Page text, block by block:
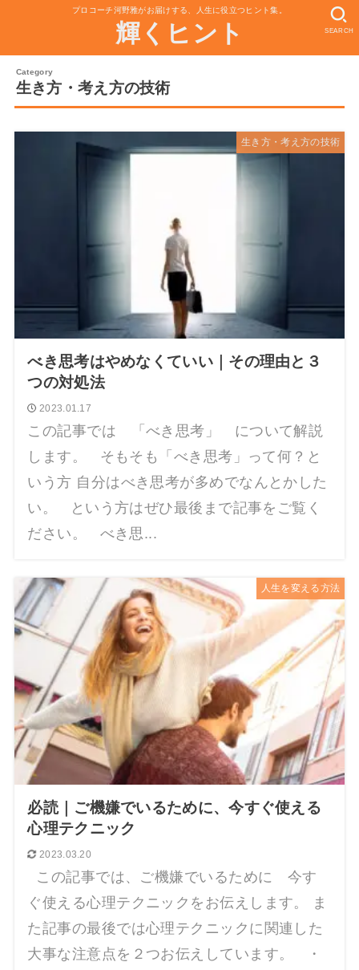
プロコーチ河野雅がお届けする、人生に役立つヒント集。
輝くヒント SEARCH
生き方・考え方の技術
生き方・考え方の技術
べき思考はやめなくていい｜その理由と３
つの対処法
2023.01.17
この記事では 「べき思考」 について解説
します。 そもそも「べき思考」って何？と
いう方 自分はべき思考が多めでなんとかした
い。 という方はぜひ最後まで記事をご覧く
ださい。 べき思...
人生を変える方法
必読｜ご機嫌でいるために、今すぐ使える
心理テクニック
2023.03.20
この記事では、ご機嫌でいるために 今す
ぐ使える心理テクニックをお伝えします。 ま
た記事の最後では心理テクニックに関連した
大事な注意点を２つお伝えしています。 ・